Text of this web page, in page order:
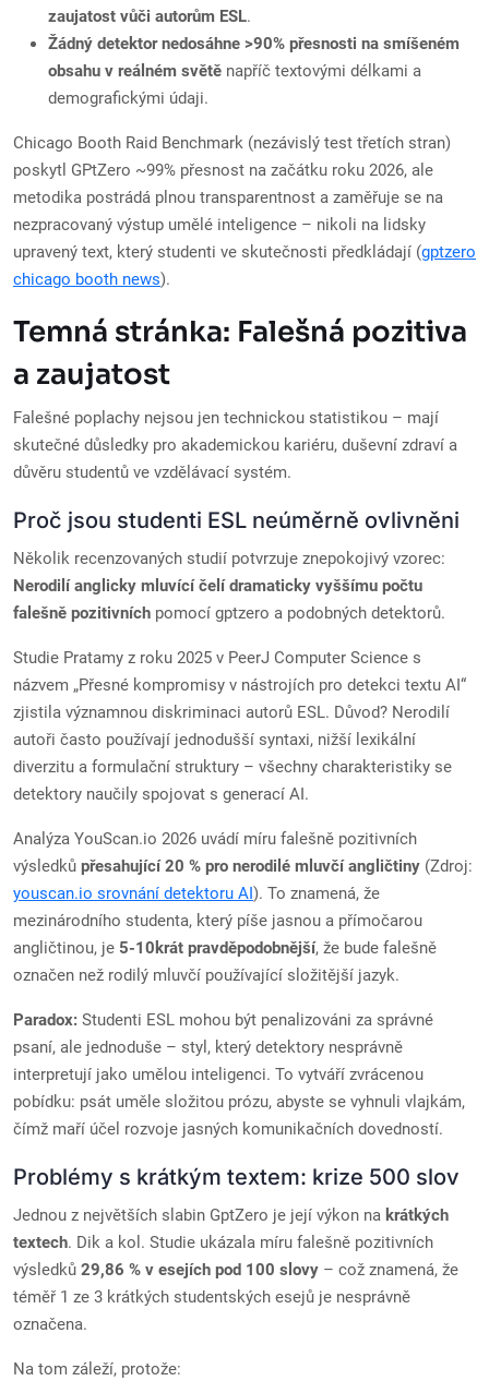
zaujatost vůči autorům ESL.
Žádný detektor nedosáhne >90% přesnosti na smíšeném
obsahu v reálném světě napříč textovými délkami a
demografickými údaji.
Chicago Booth Raid Benchmark (nezávislý test třetích stran)
poskytl GPtZero ~99% přesnost na začátku roku 2026, ale
metodika postrádá plnou transparentnost a zaměřuje se na
nezpracovaný výstup umělé inteligence – nikoli na lidsky
upravený text, který studenti ve skutečnosti předkládají (gptzero
chicago booth news).
Temná stránka: Falešná pozitiva
a zaujatost
Falešné poplachy nejsou jen technickou statistikou – mají
skutečné důsledky pro akademickou kariéru, duševní zdraví a
důvěru studentů ve vzdělávací systém.
Proč jsou studenti ESL neúměrně ovlivněni
Několik recenzovaných studií potvrzuje znepokojivý vzorec:
Nerodilí anglicky mluvící čelí dramaticky vyššímu počtu
falešně pozitivních pomocí gptzero a podobných detektorů.
Studie Pratamy z roku 2025 v PeerJ Computer Science s
názvem „Přesné kompromisy v nástrojích pro detekci textu AI“
zjistila významnou diskriminaci autorů ESL. Důvod? Nerodilí
autoři často používají jednodušší syntaxi, nižší lexikální
diverzitu a formulační struktury – všechny charakteristiky se
detektory naučily spojovat s generací AI.
Analýza YouScan.io 2026 uvádí míru falešně pozitivních
výsledků přesahující 20 % pro nerodilé mluvčí angličtiny (Zdroj:
youscan.io srovnání detektoru AI). To znamená, že
mezinárodního studenta, který píše jasnou a přímočarou
angličtinou, je 5-10krát pravděpodobnější, že bude falešně
označen než rodilý mluvčí používající složitější jazyk.
Paradox: Studenti ESL mohou být penalizováni za správné
psaní, ale jednoduše – styl, který detektory nesprávně
interpretují jako umělou inteligenci. To vytváří zvrácenou
pobídku: psát uměle složitou prózu, abyste se vyhnuli vlajkám,
čímž maří účel rozvoje jasných komunikačních dovedností.
Problémy s krátkým textem: krize 500 slov
Jednou z největších slabin GptZero je její výkon na krátkých
textech. Dik a kol. Studie ukázala míru falešně pozitivních
výsledků 29,86 % v esejích pod 100 slovy – což znamená, že
téměř 1 ze 3 krátkých studentských esejů je nesprávně
označena.
Na tom záleží, protože: